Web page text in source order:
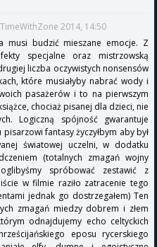
2014, 14:50
musi budzić mieszane emocje. Z
specjalne oraz mistrzowską
liczba oczywistych nonsensów
które musiałyby nabrać wody i
pasażerów i to na pierwszym
chociaż pisanej dla dzieci, nie
Logiczną spójność gwarantuje
fantasy życzyłbym aby był
światowej uczelni, w dodatku
(totalnych zmagań wojny
spróbować zestawić z
w filmie raziło zatracenie tego
jednak go dostrzegałem) Ten
zmagań miedzy dobrem i złem
odnajdujemy echo celtyckich
eposu rycerskiego